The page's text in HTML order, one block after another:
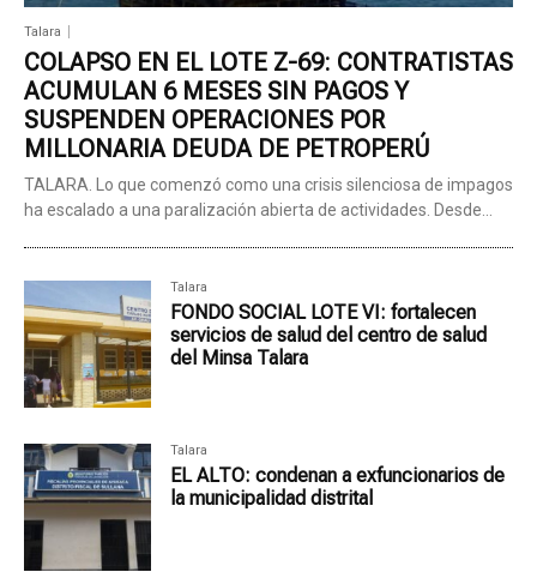
Talara
COLAPSO EN EL LOTE Z-69: CONTRATISTAS
ACUMULAN 6 MESES SIN PAGOS Y
SUSPENDEN OPERACIONES POR
MILLONARIA DEUDA DE PETROPERÚ
TALARA. Lo que comenzó como una crisis silenciosa de impagos
ha escalado a una paralización abierta de actividades. Desde...
Talara
FONDO SOCIAL LOTE VI: fortalecen
servicios de salud del centro de salud
del Minsa Talara
Talara
EL ALTO: condenan a exfuncionarios de
la municipalidad distrital